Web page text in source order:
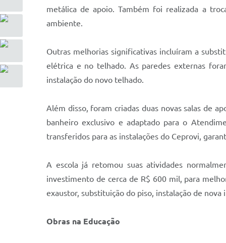
metálica de apoio. Também foi realizada a
ambiente.
Outras melhorias significativas incluíram a
elétrica e no telhado. As paredes externas
instalação do novo telhado.
Além disso, foram criadas duas novas salas de
banheiro exclusivo e adaptado para o
transferidos para as instalações do Ceprovi,
A escola já retomou suas atividades
investimento de cerca de R$ 600 mil, para
exaustor, substituição do piso, instalação de
Obras na Educação